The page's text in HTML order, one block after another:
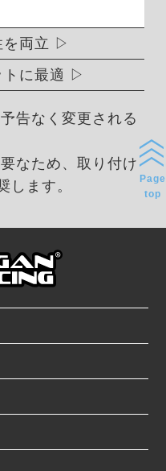
両立
に最適
告なく変更される
なため、取り付け
します。
Page
top